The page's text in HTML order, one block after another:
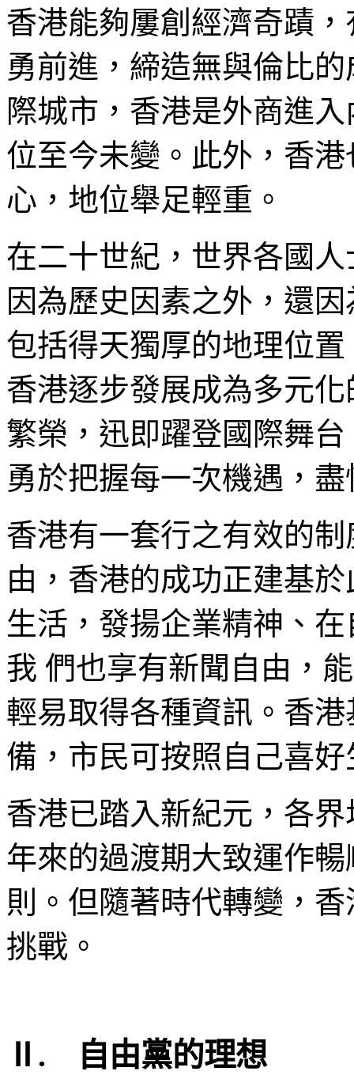
香港能夠屢創經濟奇蹟
勇前進，締造無與倫比
際城市，香港是外商進
位至今未變。此外，香
心，地位舉足輕重。
在二十世紀，世界各國
因為歷史因素之外，還
包括得天獨厚的地理位
香港逐步發展成為多元
繁榮，迅即躍登國際舞
勇於把握每一次機遇，
香港有一套行之有效的
由，香港的成功正建基
生活，發揚企業精神、
我 們也享有新聞自由，
輕易取得各種資訊。香
備，市民可按照自己喜
香港已踏入新紀元，各
年來的過渡期大致運作
則。但隨著時代轉變，
挑戰。
Ⅱ. 自由黨的理想